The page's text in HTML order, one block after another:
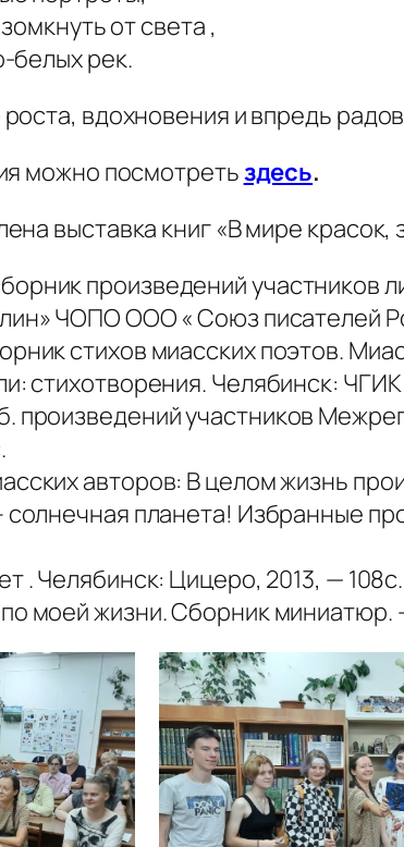
от света ,
белых рек.
вдохновения и впредь
можно посмотретьздесь.
выставка книг «В мире красок,
произведений участников
ЧОПО ООО « Союз писателей
стихов миасских поэтов.
стихотворения. Челябинск: ЧГИК
произведений участников
авторов: В целом жизнь
планета! Избранные
. Челябинск: Цицеро, 2013, — 108с.
моей жизни. Сборник миниатюр.